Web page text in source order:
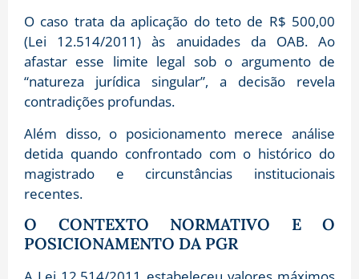
O caso trata da aplicação do teto de R$ 500,00
(Lei 12.514/2011) às anuidades da OAB. Ao
afastar esse limite legal sob o argumento de
“natureza jurídica singular”, a decisão revela
contradições profundas.
Além disso, o posicionamento merece análise
detida quando confrontado com o histórico do
magistrado e circunstâncias institucionais
recentes.
O CONTEXTO NORMATIVO E O
POSICIONAMENTO DA PGR